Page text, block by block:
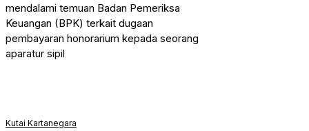
mendalami temuan Badan Pemeriksa
Keuangan (BPK) terkait dugaan
pembayaran honorarium kepada seorang
aparatur sipil
Kutai Kartanegara